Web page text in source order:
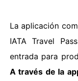
La aplicación
IATA Travel
entrada para
A través de la